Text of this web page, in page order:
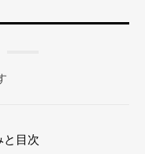
と目次